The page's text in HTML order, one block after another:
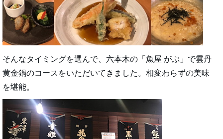
そんなタイミングを選んで、六本木の「魚屋 がぶ」で雲丹
黄金鍋のコースをいただいてきました。相変わらずの美味
を堪能。